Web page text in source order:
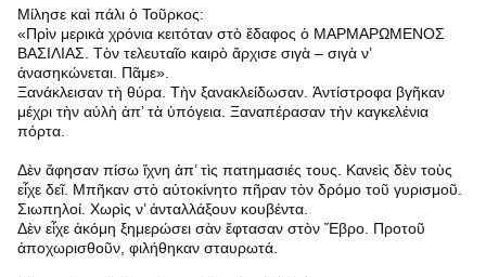
Μίλησε καὶ πάλι ὁ Τοῦρκος:
«Πρὶν μερικὰ χρόνια κειτόταν στὸ ἔδαφος ὁ ΜΑΡΜΑΡΩΜΕΝΟΣ
ΒΑΣΙΛΙΑΣ. Τὸν τελευταῖο καιρὸ ἄρχισε σιγὰ – σιγὰ ν’
ἀνασηκώνεται. Πᾶμε».
Ξανάκλεισαν τὴ θύρα. Τὴν ξανακλείδωσαν. Ἀντίστροφα βγῆκαν
μέχρι τὴν αὐλὴ ἀπ’ τὰ ὑπόγεια. Ξαναπέρασαν τὴν καγκελένια
πόρτα.
Δὲν ἄφησαν πίσω ἴχνη ἀπ’ τὶς πατημασιές τους. Κανεὶς δὲν τοὺς
εἶχε δεῖ. Μπῆκαν στὸ αὐτοκίνητο πῆραν τὸν δρόμο τοῦ γυρισμοῦ.
Σιωπηλοί. Χωρὶς ν’ ἀνταλλάξουν κουβέντα.
Δὲν εἶχε ἀκόμη ξημερώσει σὰν ἔφτασαν στὸν Ἔβρο. Προτοῦ
ἀποχωρισθοῦν, φιλήθηκαν σταυρωτά.